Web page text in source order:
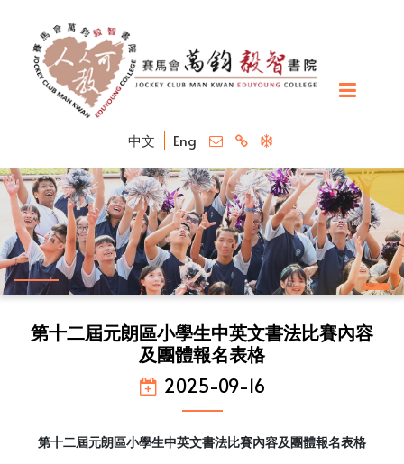
中文 Eng
第十二屆元朗區小學生中英文書法比賽內容
及團體報名表格
2025-09-16
第十二屆元朗區小學生中英文書法比賽內容及團體報名表格